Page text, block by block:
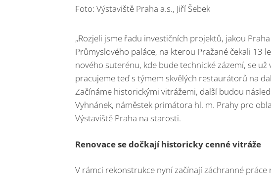
Foto: Výstaviště Praha a.s., Jiří Šebek
„Rozjeli jsme řadu investičních projektů, jakou
Průmyslového paláce, na kterou Pražané čekali 13
nového suterénu, kde bude technické zázemí, se
pracujeme teď s týmem skvělých restaurátorů na
Začínáme historickými vitrážemi, další budou
Vyhnánek, náměstek primátora hl. m. Prahy pro
Výstaviště Praha na starosti.
Renovace se dočkají historicky cenné vitráže
V rámci rekonstrukce nyní začínají záchranné